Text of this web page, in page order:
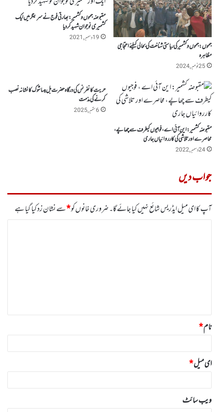
جموں:جموں وکشمیر کی ریاستی شناخت کی بحالی کیلئے احتجاجی
مظاہرہ
25 نومبر, 2024
مقبوضہ جموں و کشمیر : بھارتی فوج نے سرینگر میں ایک
کشمیری نوجوان شہید کردیا
19 دسمبر, 2021
مقبوضہ کشمیر: این آئی اے ، فوجیوں کیطرف سے چھاپے،
محاصرے اور تلاشی کی کارروائیاں جاری
24 دسمبر, 2022
حریت کانفرنس کی درگاہ حضرت بل میںاشوک کا نشانہ نصب
کرنے کی مذمت
6 ستمبر, 2025
جواب دیں
آپ کا ای میل ایڈریس شائع نہیں کیا جائے گا۔ضروری خانوں کو*سے نشان زد کیا گیا ہے
نام*
ای میل*
ویب‌ سائٹ